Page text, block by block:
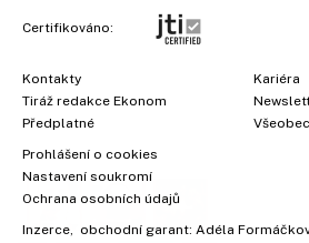
Certifikováno:
Kontakty
Tiráž redakce Ekonom
Předplatné
Kariéra
Prohlášení o cookies
Nastavení soukromí
Ochrana osobních údajů
Inzerce , obchodní garant: Adéla